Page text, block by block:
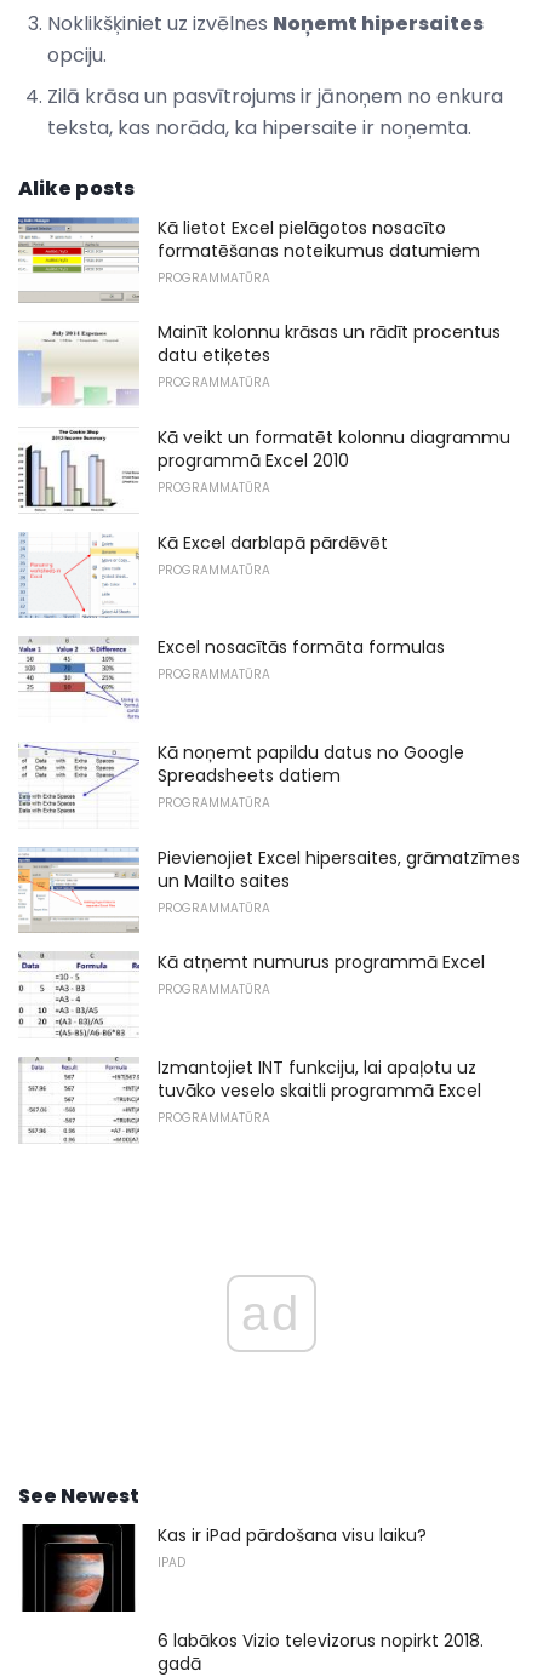
Noklikšķiniet uz izvēlnes Noņemt hipersaites
opciju.
Zilā krāsa un pasvītrojums ir jānoņem no enkura
teksta, kas norāda, ka hipersaite ir noņemta.
Alike posts
Kā lietot Excel pielāgotos nosacīto
formatēšanas noteikumus datumiem
PROGRAMMATŪRA
Mainīt kolonnu krāsas un rādīt procentus
datu etiķetes
PROGRAMMATŪRA
Kā veikt un formatēt kolonnu diagrammu
programmā Excel 2010
PROGRAMMATŪRA
Kā Excel darblapā pārdēvēt
PROGRAMMATŪRA
Excel nosacītās formāta formulas
PROGRAMMATŪRA
Kā noņemt papildu datus no Google
Spreadsheets datiem
PROGRAMMATŪRA
Pievienojiet Excel hipersaites, grāmatzīmes
un Mailto saites
PROGRAMMATŪRA
Kā atņemt numurus programmā Excel
PROGRAMMATŪRA
Izmantojiet INT funkciju, lai apaļotu uz
tuvāko veselo skaitli programmā Excel
PROGRAMMATŪRA
ad
See Newest
Kas ir iPad pārdošana visu laiku?
IPAD
6 labākos Vizio televizorus nopirkt 2018.
gadā